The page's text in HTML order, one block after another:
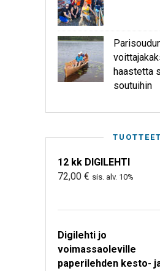
haastetta
soutuihin
TUOTTEET
12 kk DIGILEHTI
72,00 € sis. alv. 10%
Digilehti jo
voimassaoleville
paperilehden kesto-